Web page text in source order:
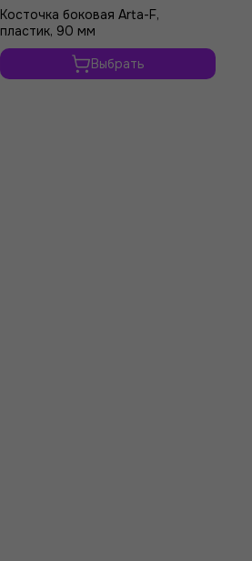
Косточка боковая Arta-F,
пластик, 90 мм
Выбрать